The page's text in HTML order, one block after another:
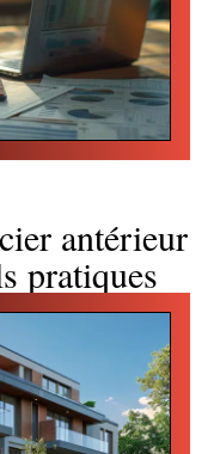
antérieur
pratiques